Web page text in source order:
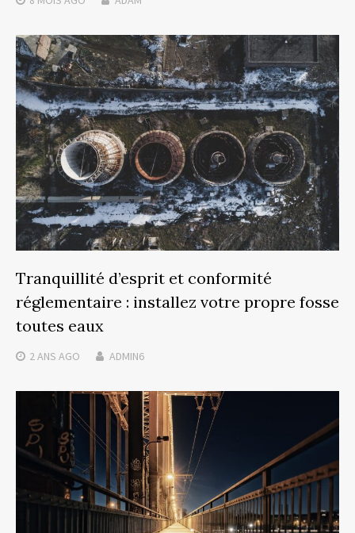
Tranquillité d’esprit et conformité
réglementaire : installez votre propre fosse
toutes eaux
2 ANS AGO ADMIN6